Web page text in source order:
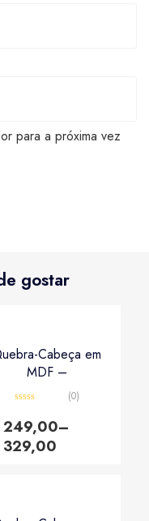
para a próxima vez
gostar
Cabeça em
MDF –
0
de
5
(0)
249,00–
329,00